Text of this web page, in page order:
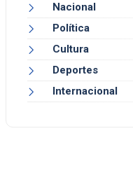
Nacional
Política
Cultura
Deportes
Internacional